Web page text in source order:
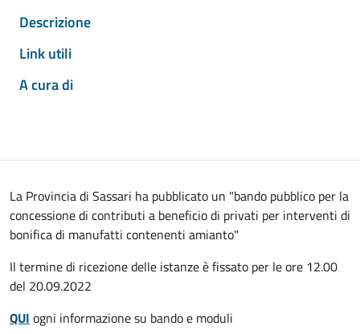
Descrizione
Link utili
A cura di
La Provincia di Sassari ha pubblicato un "bando pubblico per la
concessione di contributi a beneficio di privati per interventi di
bonifica di manufatti contenenti amianto"
Il termine di ricezione delle istanze è fissato per le ore 12.00
del 20.09.2022
QUI ogni informazione su bando e moduli